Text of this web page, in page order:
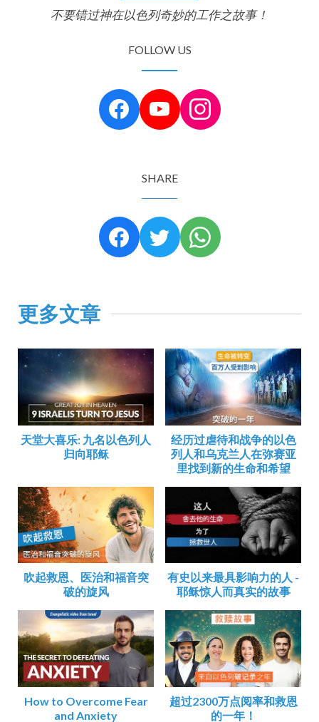
不要错过神在以色列奇妙的工作之故事！
FOLLOW US
SHARE
更多文章
天堂大喜乐: 九名以色列人
归向耶稣
经历过虐待和战争的以色
列人和乌克兰人在弥赛亚
里找到新的生命和希望
吹起救恩、医治和福音突
破的旋风
有史以来最具影响力的人 -
耶稣惊人而真实的故事
How to Overcome Fear
and Anxiety
超过2300万点阅率和救恩
的一年！